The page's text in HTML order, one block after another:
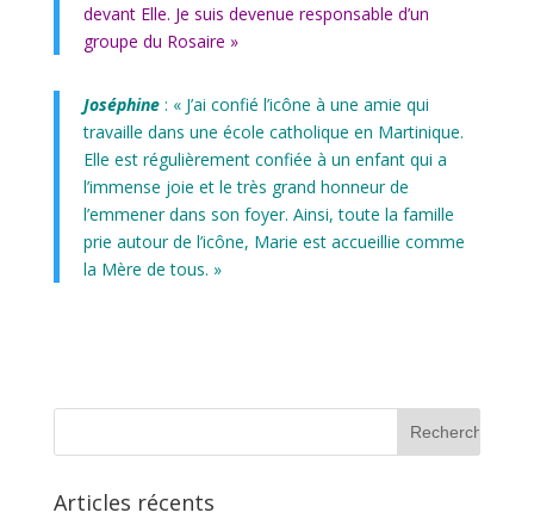
devant Elle. Je suis devenue responsable d’un
groupe du Rosaire »
Joséphine: « J’ai confié l’icône à une amie qui
travaille dans une école catholique en Martinique.
Elle est régulièrement confiée à un enfant qui a
l’immense joie et le très grand honneur de
l’emmener dans son foyer. Ainsi, toute la famille
prie autour de l’icône, Marie est accueillie comme
la Mère de tous. »
Articles récents